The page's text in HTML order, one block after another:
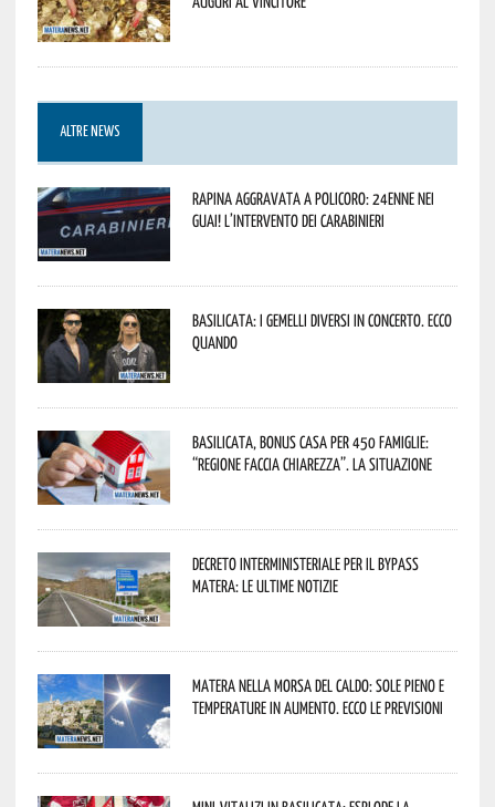
ALTRE NEWS
Rapina aggravata a Policoro: 24enne nei
guai! L’intervento dei Carabinieri
Basilicata: i Gemelli DiVersi in concerto. Ecco
quando
Basilicata, Bonus casa per 450 famiglie:
“Regione faccia chiarezza”. La situazione
Decreto interministeriale per il Bypass
Matera: le ultime notizie
Matera nella morsa del caldo: sole pieno e
temperature in aumento. Ecco le previsioni